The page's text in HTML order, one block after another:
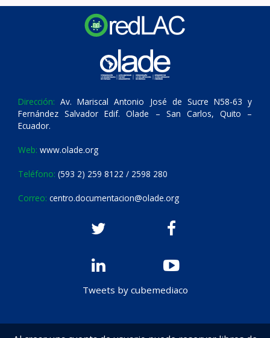
Dirección: Av. Mariscal Antonio José de Sucre N58-63 y
Fernández Salvador Edif. Olade – San Carlos, Quito –
Ecuador.
Web: www.olade.org
Teléfono: (593 2) 259 8122 / 2598 280
Correo: centro.documentacion@olade.org
Tweets by cubemediaco